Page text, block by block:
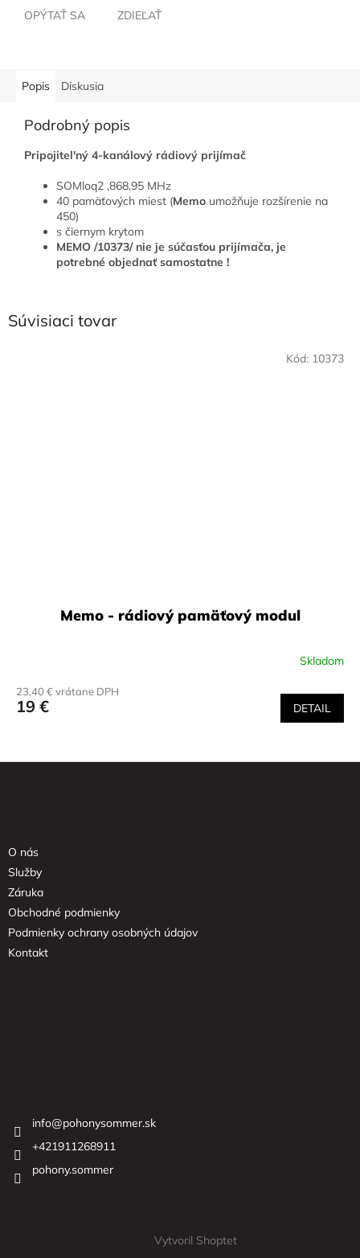
OPÝTAŤ SA ZDIEĽAŤ
Popis Diskusia
Podrobný popis
Pripojitel'ný 4-kanálový rádiový prijímač
SOMloq2 ,868,95 MHz
40 pamäťových miest (Memo umožňuje rozšírenie na
450)
s čiernym krytom
MEMO /10373/ nie je súčasťou prijímača, je
potrebné objednať samostatne !
Súvisiaci tovar
Memo - rádiový pamäťový modul
Skladom
23,40 € vrátane DPH
19 € DETAIL
Kód: 10373
Z
O nás
Služby
Záruka
Obchodné podmienky
Podmienky ochrany osobných údajov
Kontakt
info@pohonysommer.sk
+421911268911
pohony.sommer
Vytvoril Shoptet